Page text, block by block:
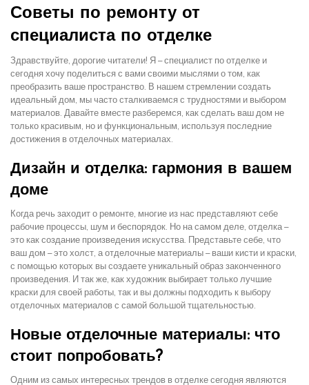
Советы по ремонту от
специалиста по отделке
Здравствуйте, дорогие читатели! Я – специалист по отделке и
сегодня хочу поделиться с вами своими мыслями о том, как
преобразить ваше пространство. В нашем стремлении создать
идеальный дом, мы часто сталкиваемся с трудностями и выбором
материалов. Давайте вместе разберемся, как сделать ваш дом не
только красивым, но и функциональным, используя последние
достижения в отделочных материалах.
Дизайн и отделка: гармония в вашем
доме
Когда речь заходит о ремонте, многие из нас представляют себе
рабочие процессы, шум и беспорядок. Но на самом деле, отделка –
это как создание произведения искусства. Представьте себе, что
ваш дом – это холст, а отделочные материалы – ваши кисти и краски,
с помощью которых вы создаете уникальный образ законченного
произведения. И так же, как художник выбирает только лучшие
краски для своей работы, так и вы должны подходить к выбору
отделочных материалов с самой большой тщательностью.
Новые отделочные материалы: что
стоит попробовать?
Одним из самых интересных трендов в отделке сегодня являются